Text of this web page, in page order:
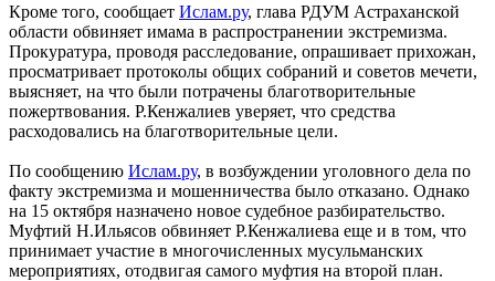
Кроме того, сообщает Ислам.ру, глава РДУМ Астраханской
области обвиняет имама в распространении экстремизма.
Прокуратура, проводя расследование, опрашивает прихожан,
просматривает протоколы общих собраний и советов мечети,
выясняет, на что были потрачены благотворительные
пожертвования. Р.Кенжалиев уверяет, что средства
расходовались на благотворительные цели.
По сообщению Ислам.ру, в возбуждении уголовного дела по
факту экстремизма и мошенничества было отказано. Однако
на 15 октября назначено новое судебное разбирательство.
Муфтий Н.Ильясов обвиняет Р.Кенжалиева еще и в том, что
принимает участие в многочисленных мусульманских
мероприятиях, отодвигая самого муфтия на второй план.